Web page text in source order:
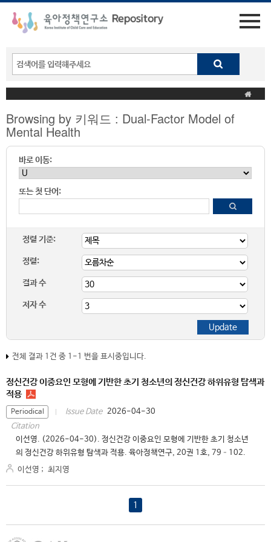
Browsing by 키워드 : Dual-Factor Model of
Mental Health
바로 이동:
또는 첫 단어:
정렬 기준:
정렬:
결과 수
저자 수
전체 결과 1건 중 1-1 번을 표시중입니다.
정신건강 이중요인 모형에 기반한 초기 청소년의 정신건강 하위유형 탐색과
적용
Periodical Issue Date 2026-04-30
Citation
이선영. (2026-04-30). 정신건강 이중요인 모형에 기반한 초기 청소년
의 정신건강 하위유형 탐색과 적용. 육아정책연구, 20권 1호, 79–102.
이선영 ; 최지영
1